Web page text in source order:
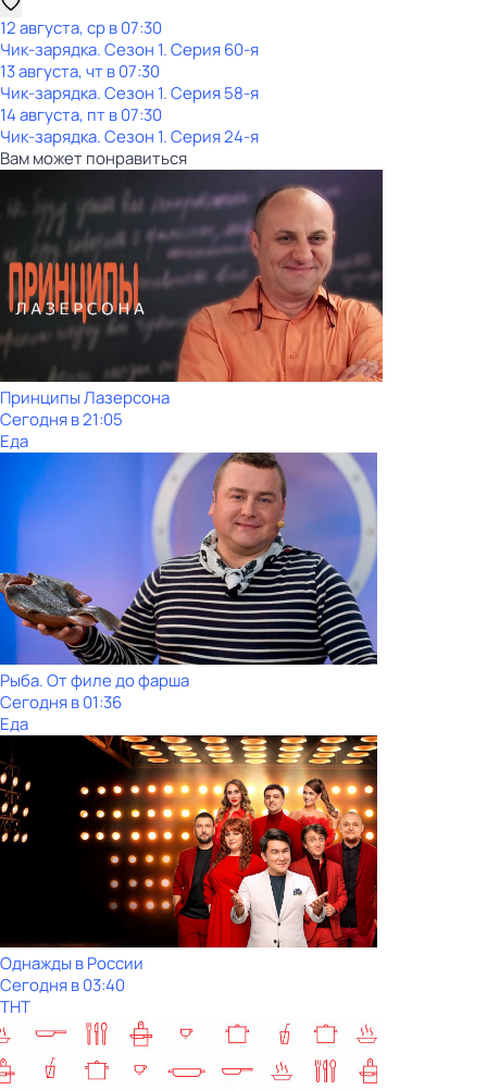
12 августа, ср в 07:30
Чик-зарядка. Сезон 1. Серия 60-я
13 августа, чт в 07:30
Чик-зарядка. Сезон 1. Серия 58-я
14 августа, пт в 07:30
Чик-зарядка. Сезон 1. Серия 24-я
Вам может понравиться
Принципы Лазерсона
Сегодня в 21:05
Еда
Рыба. От филе до фарша
Сегодня в 01:36
Еда
Однажды в России
Сегодня в 03:40
ТНТ